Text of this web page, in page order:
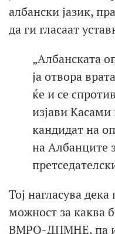
албански јазик,
да ги гласаат
„Албанската
ја отвора
ќе и се
изјави
кандидат на
на Албанците
Тој нагласува
можност за каква
ВМРО-ДПМНЕ, па и